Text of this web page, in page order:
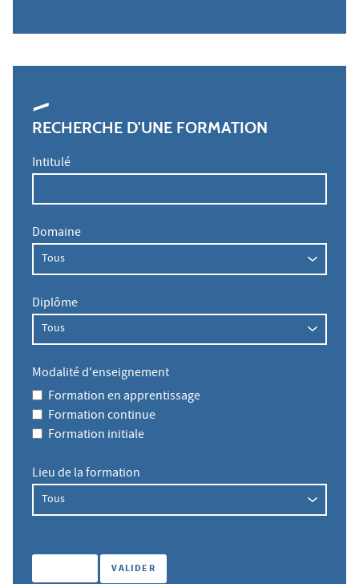
RECHERCHE D'UNE FORMATION
Intitulé
Domaine
Diplôme
Modalité d'enseignement
Formation en apprentissage
Formation continue
Formation initiale
Lieu de la formation